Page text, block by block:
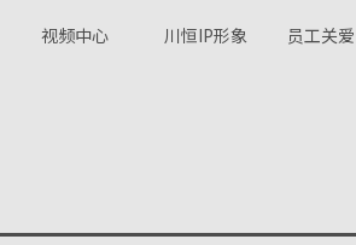
视频中心
川恒IP形象
员工关爱